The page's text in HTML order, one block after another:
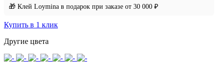
🎁 Клей Loymina в подарок при заказе от 30 000 ₽
Купить в 1 клик
Другие цвета